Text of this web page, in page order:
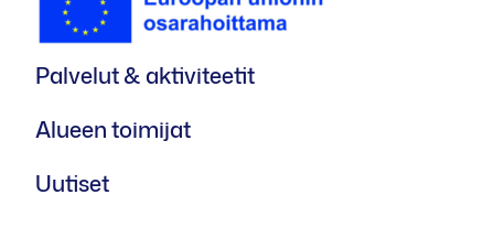
Palvelut & aktiviteetit
Alueen toimijat
Uutiset